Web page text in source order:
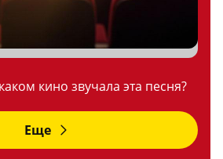
кино звучала эта песня?
Еще